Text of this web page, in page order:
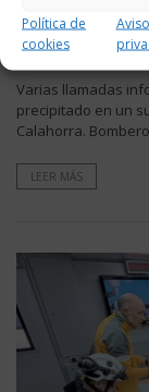
Política de
cookies
Tres heridos
montacargas
Varias llamadas
precipitado en un
Calahorra.
LEER MÁS